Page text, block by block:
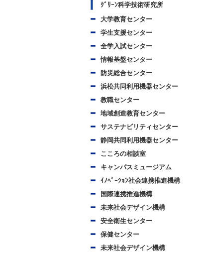
ｸﾞﾘｰﾝ科学技術研究所
大学教育センター
学生支援センター
全学入試センター
情報基盤センター
防災総合センター
浜松共同利用機器センター
教職センター
地域創造教育センター
サステナビリティセンター
静岡共同利用機器センター
こころの相談室
キャンパスミュージアム
ｲﾉﾍﾞｰｼｮﾝ社会連携推進機構
国際連携推進機構
未来社会デザイン機構
安全衛生センター
保健センター
未来社会デザイン機構